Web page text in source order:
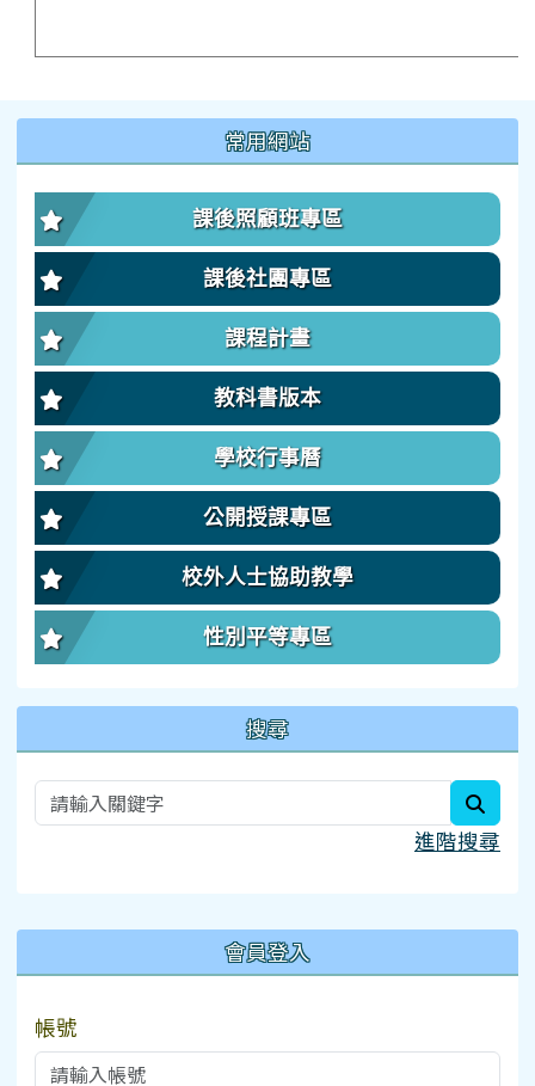
常用網站
課後照顧班專區
課後社團專區
課程計畫
教科書版本
學校行事曆
公開授課專區
校外人士協助教學
性別平等專區
搜尋
進階搜尋
會員登入
帳號